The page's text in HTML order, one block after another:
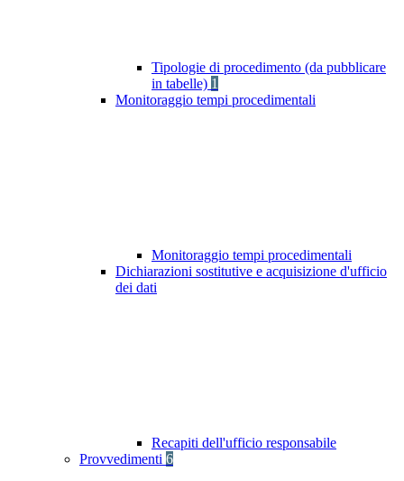
Tipologie di procedimento (da pubblicare
in tabelle) 1
Monitoraggio tempi procedimentali
Monitoraggio tempi procedimentali
Dichiarazioni sostitutive e acquisizione d'ufficio
dei dati
Recapiti dell'ufficio responsabile
Provvedimenti 6